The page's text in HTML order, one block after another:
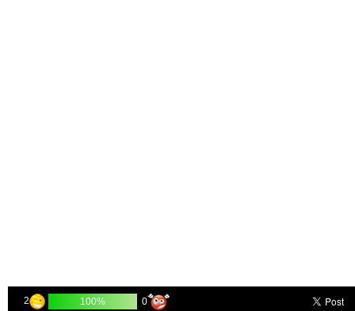
2 100% 0